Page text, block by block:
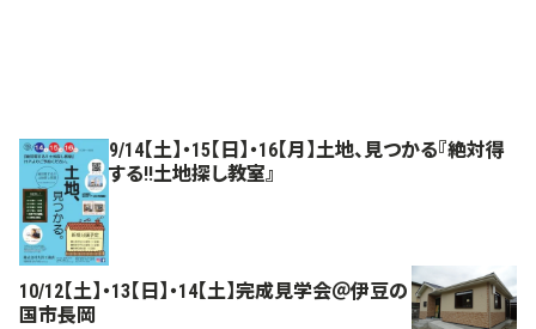
9/14【土】・15【日】・16【月】土地、見つかる『絶対得
する!!土地探し教室』
10/12【土】・13【日】・14【土】完成見学会＠伊豆の
国市長岡